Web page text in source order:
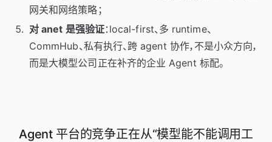
网关和网络策略；
对 anet 是强验证：local-first、多 runtime、
CommHub、私有执行、跨 agent 协作，不是小众方向，
而是大模型公司正在补齐的企业 Agent 标配。
Agent 平台的竞争正在从“模型能不能调用工